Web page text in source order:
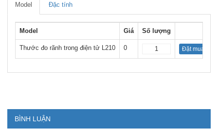
Model Đặc tính
Model Giá Số lượng
Thước đo rãnh trong điện tử L210 0 Đặt mua
BÌNH LUẬN